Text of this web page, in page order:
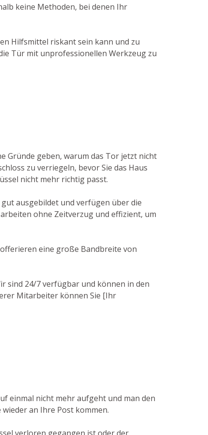
keine Methoden, bei denen Ihr
Hilfsmittel riskant sein kann und zu
Tür mit unprofessionellen Werkzeug zu
Gründe geben, warum das Tor jetzt nicht
zu verriegeln, bevor Sie das Haus
nicht mehr richtig passt.
ausgebildet und verfügen über die
ohne Zeitverzug und effizient, um
eine große Bandbreite von
sind 24/7 verfügbar und können in den
Mitarbeiter können Sie [Ihr
einmal nicht mehr aufgeht und man den
an Ihre Post kommen.